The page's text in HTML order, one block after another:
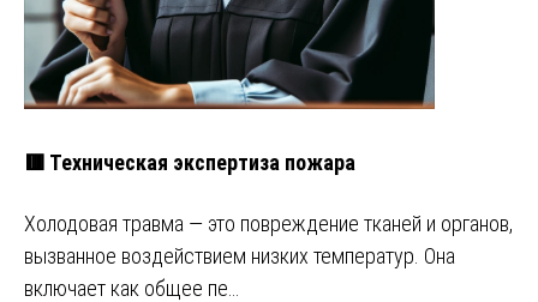
🟥 Техническая экспертиза пожара
Холодовая травма — это повреждение тканей и органов,
вызванное воздействием низких температур. Она
включает как общее пе…